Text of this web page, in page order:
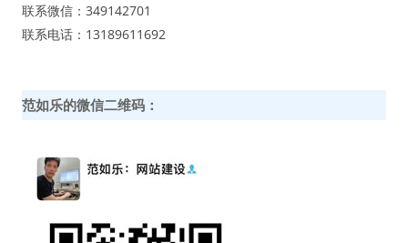
联系微信：349142701
联系电话：13189611692
范如乐的微信二维码：